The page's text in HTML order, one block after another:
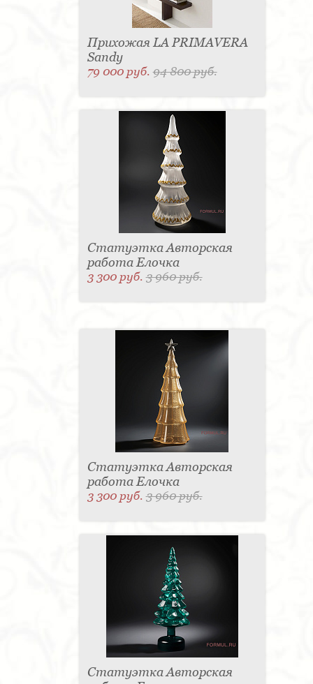
Прихожая LA PRIMAVERA
Sandy
79 000 руб.94 800 руб.
Статуэтка Авторская
работа Елочка
3 300 руб.3 960 руб.
Статуэтка Авторская
работа Елочка
3 300 руб.3 960 руб.
Статуэтка Авторская